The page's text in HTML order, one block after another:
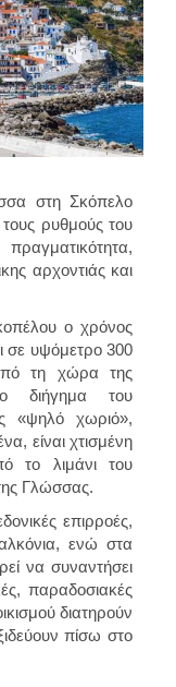
στη Σκόπελο
τους ρυθμούς του
αρχοντιάς και
ο χρόνος
σε υψόμετρο 300
τη χώρα της
διήγημα του
«ψηλό χωριό»,
είναι χτισμένη
το λιμάνι του
Γλώσσας.
επιρροές,
ενώ στα
να συναντήσει
παραδοσιακές
διατηρούν
πίσω στο